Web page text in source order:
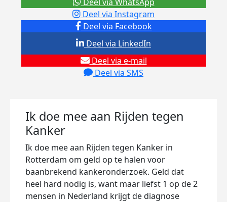
Deel via Facebook
Deel via Instagram
Deel via e-mail
Deel via SMS
Deel via LinkedIn
Ik doe mee aan Rijden tegen
Kanker
Ik doe mee aan Rijden tegen Kanker in
Rotterdam om geld op te halen voor
baanbrekend kankeronderzoek. Geld dat
heel hard nodig is, want maar liefst 1 op de 2
mensen in Nederland krijgt de diagnose